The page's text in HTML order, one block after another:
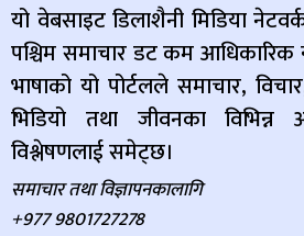
यो वेबसाइट डिलाशैनी मिडिया नेटवर्क
पश्चिम समाचार डट कम आधिकारिक
भाषाको यो पोर्टलले समाचार,
भिडियो तथा जीवनका
विश्लेषणलाई समेट्छ।
समाचार तथा विज्ञापनकालागि
+977 9801727278